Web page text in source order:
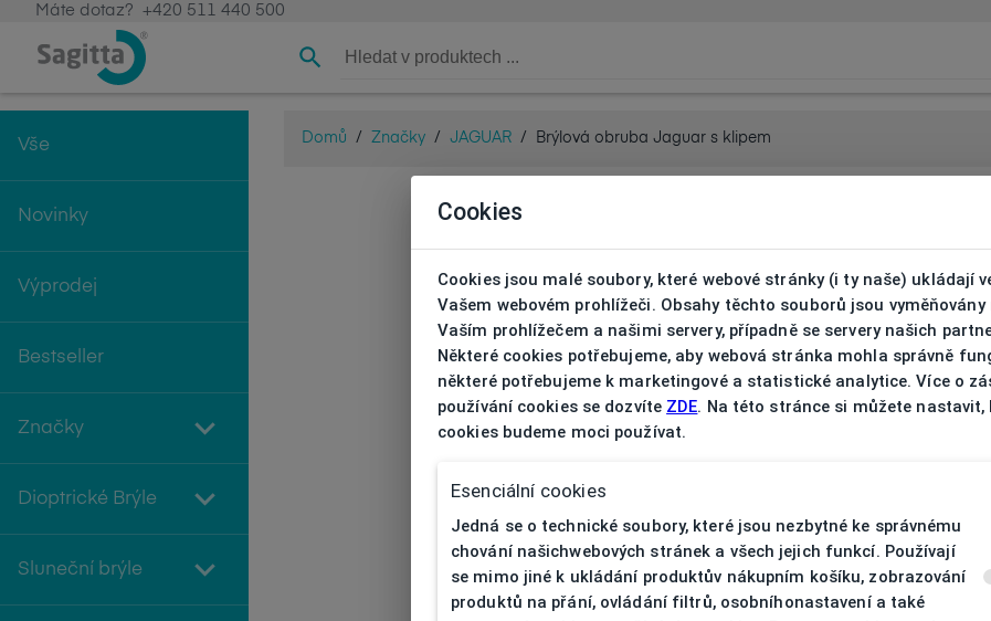
Máte dotaz? +420 511 440 500
Vše
Novinky
Výprodej
Bestseller
Značky
Dioptrické Brýle
Sluneční brýle
Domů / Značky / JAGUAR / Brýlová obruba Jaguar s klipem
Cookies
Cookies jsou malé soubory, které webové stránky (i ty naše) ukládají
Vašem webovém prohlížeči. Obsahy těchto souborů jsou vyměňovány
Vaším prohlížečem a našimi servery, případně se servery našich
Některé cookies potřebujeme, aby webová stránka mohla správně
některé potřebujeme k marketingové a statistické analytice. Více o
používání cookies se dozvíte ZDE. Na této stránce si můžete nastavit,
cookies budeme moci používat.
Esenciální cookies
Jedná se o technické soubory, které jsou nezbytné ke správnému
chování našichwebových stránek a všech jejich funkcí. Používají
se mimo jiné k ukládání produktův nákupním košíku, zobrazování
produktů na přání, ovládání filtrů, osobníhonastavení a také